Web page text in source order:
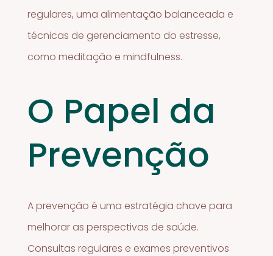
regulares, uma alimentação balanceada e
técnicas de gerenciamento do estresse,
como meditação e mindfulness.
O Papel da
Prevenção
A prevenção é uma estratégia chave para
melhorar as perspectivas de saúde.
Consultas regulares e exames preventivos